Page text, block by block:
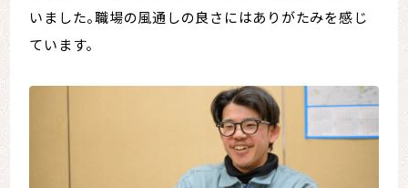
いました。職場の風通しの良さにはありがたみを感じ
ています。